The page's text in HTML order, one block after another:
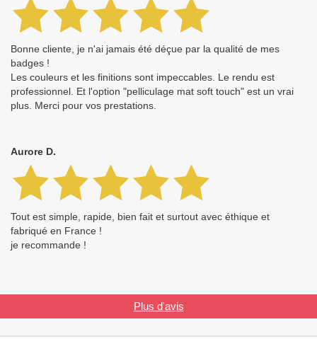
Bonne cliente, je n'ai jamais été déçue par la qualité de mes
badges !
Les couleurs et les finitions sont impeccables. Le rendu est
professionnel. Et l'option "pelliculage mat soft touch" est un vrai
plus. Merci pour vos prestations.
Aurore D.
Tout est simple, rapide, bien fait et surtout avec éthique et
fabriqué en France !
je recommande !
Plus d'avis